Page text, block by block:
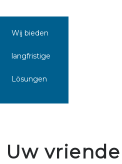
Wij bieden
langfristige
Lösungen
Uw